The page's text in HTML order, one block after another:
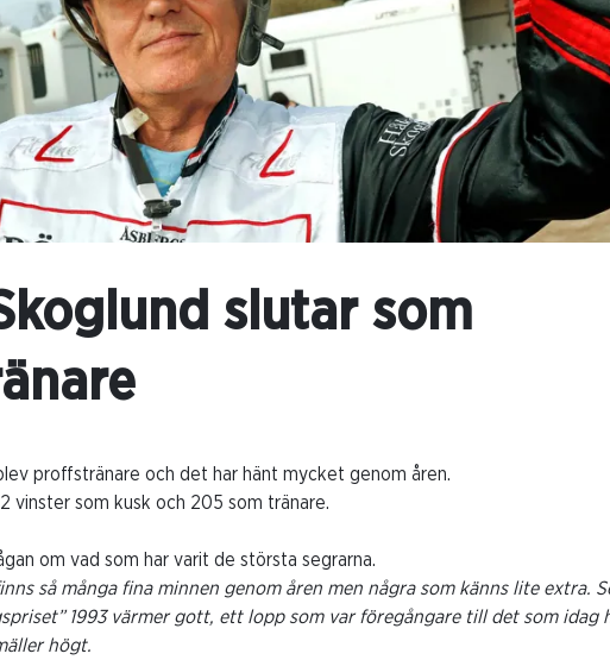
slutar som
proffstränare och det har hänt mycket genom åren.
vinster som kusk och 205 som tränare.
om vad som har varit de största segrarna.
så många fina minnen genom åren men några som känns lite extra.
1993 värmer gott, ett lopp som var föregångare till det som idag
högt.